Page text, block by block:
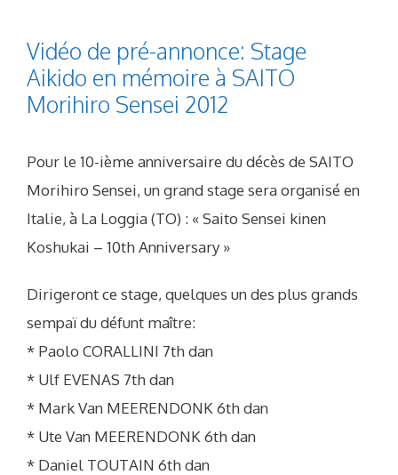
Vidéo de pré-annonce: Stage
Aikido en mémoire à SAITO
Morihiro Sensei 2012
Pour le 10-ième anniversaire du décès de SAITO
Morihiro Sensei, un grand stage sera organisé en
Italie, à La Loggia (TO) : « Saito Sensei kinen
Koshukai – 10th Anniversary »
Dirigeront ce stage, quelques un des plus grands
sempaï du défunt maître:
* Paolo CORALLINI 7th dan
* Ulf EVENAS 7th dan
* Mark Van MEERENDONK 6th dan
* Ute Van MEERENDONK 6th dan
* Daniel TOUTAIN 6th dan